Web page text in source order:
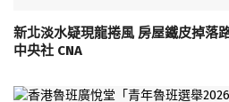
新北淡水疑現龍捲風 房屋鐵皮掉落
中央社 CNA